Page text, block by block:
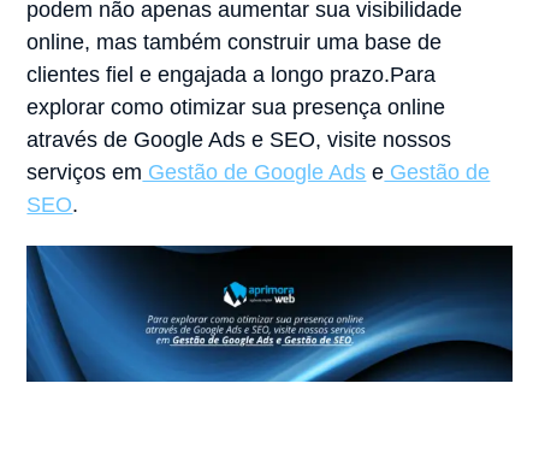
podem não apenas aumentar sua visibilidade
online, mas também construir uma base de
clientes fiel e engajada a longo prazo.Para
explorar como otimizar sua presença online
através de Google Ads e SEO, visite nossos
serviços em Gestão de Google Ads e Gestão de
SEO.